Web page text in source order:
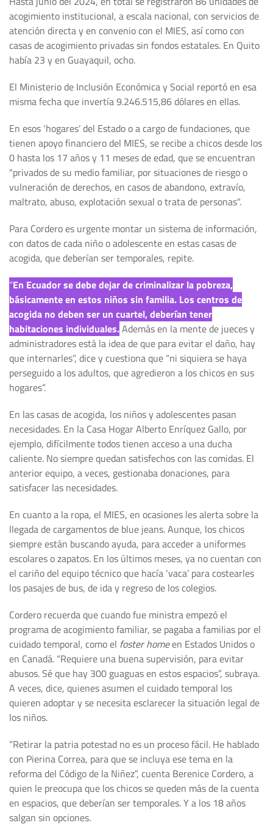
acogimiento institucional, a escala nacional, con servicios de
atención directa y en convenio con el MIES, así como con
casas de acogimiento privadas sin fondos estatales. En Quito
había 23 y en Guayaquil, ocho.
El Ministerio de Inclusión Económica y Social reportó en esa
misma fecha que invertía 9.246.515,86 dólares en ellas.
En esos ‘hogares’ del Estado o a cargo de fundaciones, que
tienen apoyo financiero del MIES, se recibe a chicos desde los
0 hasta los 17 años y 11 meses de edad, que se encuentran
"privados de su medio familiar, por situaciones de riesgo o
vulneración de derechos, en casos de abandono, extravío,
maltrato, abuso, explotación sexual o trata de personas".
Para Cordero es urgente montar un sistema de información,
con datos de cada niño o adolescente en estas casas de
acogida, que deberían ser temporales, repite.
“En Ecuador se debe dejar de criminalizar la pobreza,
básicamente en estos niños sin familia. Los centros de
acogida no deben ser un cuartel, deberían tener
habitaciones individuales.Además en la mente de jueces y
administradores está la idea de que para evitar el daño, hay
que internarles”, dice y cuestiona que “ni siquiera se haya
perseguido a los adultos, que agredieron a los chicos en sus
hogares”.
En las casas de acogida, los niños y adolescentes pasan
necesidades. En la Casa Hogar Alberto Enríquez Gallo, por
ejemplo, difícilmente todos tienen acceso a una ducha
caliente. No siempre quedan satisfechos con las comidas. El
anterior equipo, a veces, gestionaba donaciones, para
satisfacer las necesidades.
En cuanto a la ropa, el MIES, en ocasiones les alerta sobre la
llegada de cargamentos de blue jeans. Aunque, los chicos
siempre están buscando ayuda, para acceder a uniformes
escolares o zapatos. En los últimos meses, ya no cuentan con
el cariño del equipo técnico que hacía ‘vaca’ para costearles
los pasajes de bus, de ida y regreso de los colegios.
Cordero recuerda que cuando fue ministra empezó el
programa de acogimiento familiar, se pagaba a familias por el
cuidado temporal, como el foster homeen Estados Unidos o
en Canadá. “Requiere una buena supervisión, para evitar
abusos. Sé que hay 300 guaguas en estos espacios”, subraya.
A veces, dice, quienes asumen el cuidado temporal los
quieren adoptar y se necesita esclarecer la situación legal de
los niños.
“Retirar la patria potestad no es un proceso fácil. He hablado
con Pierina Correa, para que se incluya ese tema en la
reforma del Código de la Niñez”, cuenta Berenice Cordero, a
quien le preocupa que los chicos se queden más de la cuenta
en espacios, que deberían ser temporales. Y a los 18 años
salgan sin opciones.